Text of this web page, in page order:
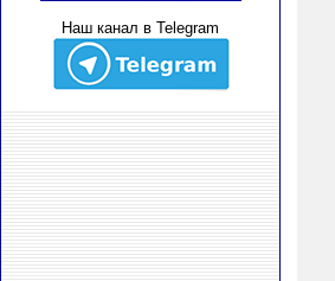
Наш канал в Telegram